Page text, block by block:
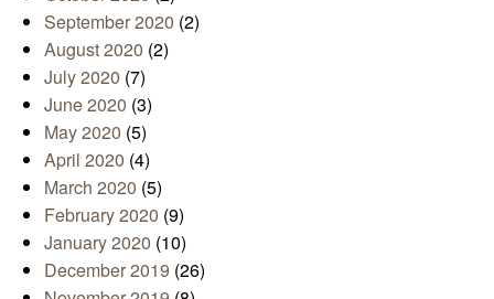
September 2020 (2)
August 2020 (2)
July 2020 (7)
June 2020 (3)
May 2020 (5)
April 2020 (4)
March 2020 (5)
February 2020 (9)
January 2020 (10)
December 2019 (26)